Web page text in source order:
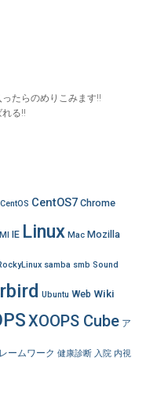
たらのめりこみます!!
る!!
CentOS CentOS7 Chrome
IE Linux Mac Mozilla
samba smb Sound
Ubuntu Web Wiki
XOOPS Cube ア
ームワーク 健康診断 入院 内視